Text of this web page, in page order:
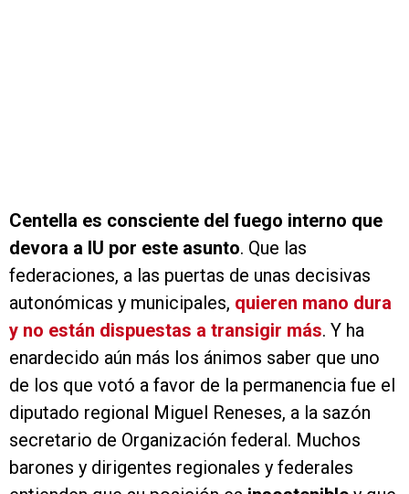
Centella es consciente del fuego interno que
devora a IU por este asunto. Que las
federaciones, a las puertas de unas decisivas
autonómicas y municipales, quieren mano dura
y no están dispuestas a transigir más. Y ha
enardecido aún más los ánimos saber que uno
de los que votó a favor de la permanencia fue el
diputado regional Miguel Reneses, a la sazón
secretario de Organización federal. Muchos
barones y dirigentes regionales y federales